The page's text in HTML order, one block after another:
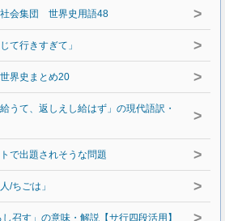
会集団 世界史用語48 >
て行きすぎて」 >
界史まとめ20 >
うて、返しえし給はず」の現代語訳・
>
で出題されそうな問題 >
/ちごは」 >
召す」の意味・解説【サ行四段活用】 >